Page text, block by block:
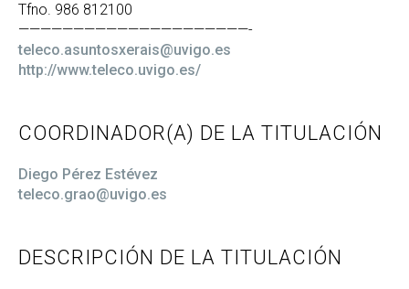
Tfno. 986 812100
—————————————————————-
teleco.asuntosxerais@uvigo.es
http://www.teleco.uvigo.es/
COORDINADOR(A) DE LA TITULACIÓN
Diego Pérez Estévez
teleco.grao@uvigo.es
DESCRIPCIÓN DE LA TITULACIÓN